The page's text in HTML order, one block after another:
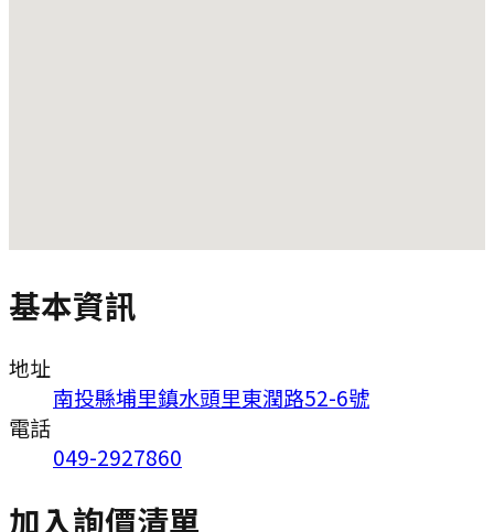
基本資訊
地址
南投縣埔里鎮水頭里東潤路52-6號
電話
049-2927860
加入詢價清單